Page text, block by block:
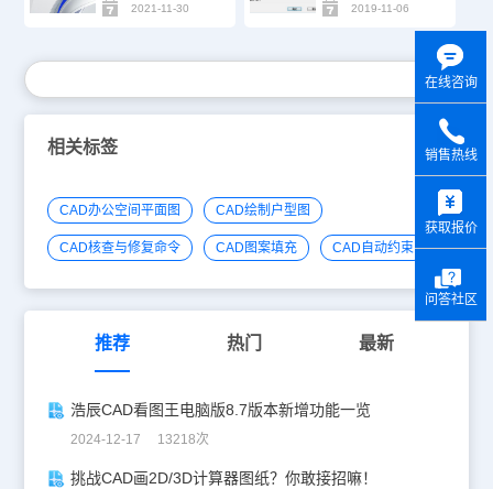
2021-11-30 2019-11-06
相关标签
CAD办公空间平面图 CAD绘制户型图
CAD核查与修复命令 CAD图案填充 CAD自动约束
推荐 热门 最新
浩辰CAD看图王电脑版8.7版本新增功能一览
2024-12-17 13218次
挑战CAD画2D/3D计算器图纸？你敢接招嘛！
在线咨询
销售热线
获取报价
问答社区